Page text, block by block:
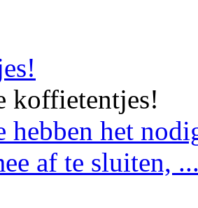
koffietentjes!
het
af te sluiten,